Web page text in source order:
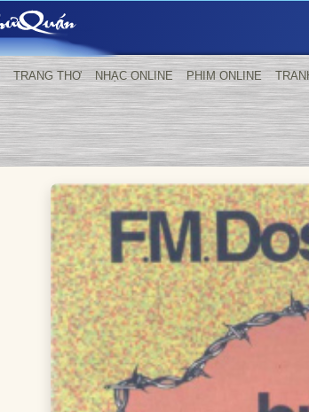
TRANG THƠ NHẠC ONLINE PHIM ONLINE